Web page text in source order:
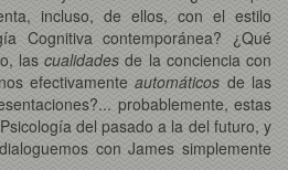
incluso, de ellos, con el estilo
Cognitiva contemporánea? ¿Qué
lascualidades de la conciencia con
efectivamenteautomáticos de las
probablemente, estas
del pasado a la del futuro, y
con James simplemente